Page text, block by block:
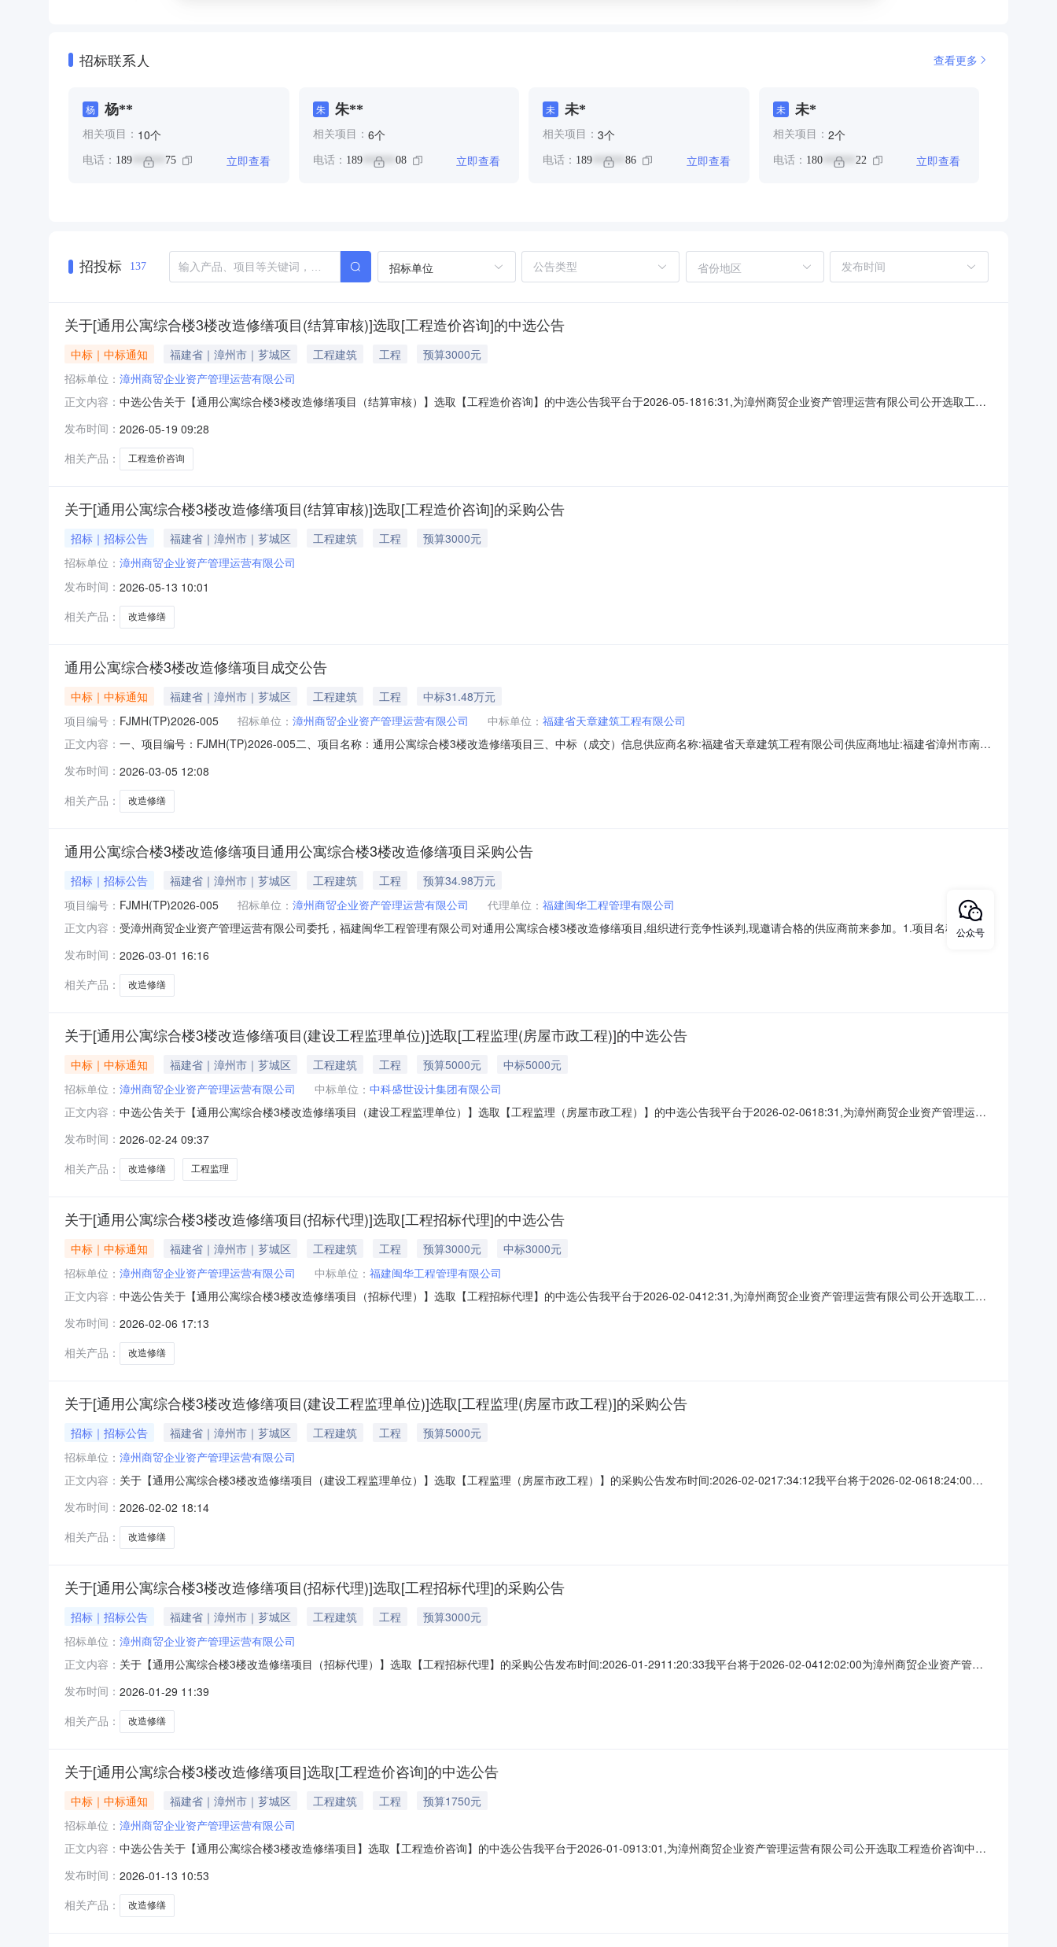
招标联系人 查看更多
杨 杨**
相关项目： 10个
电话： 189 ****** 75 立即查看
朱 朱**
相关项目： 6个
电话： 189****** 08 立即查看
未 未*
相关项目： 3个
电话： 189 ****** 86 立即查看
未 未*
相关项目： 2个
电话： 180****** 22 立即查看
招投标 137 招标单位 省份地区
关于[通用公寓综合楼3楼改造修缮项目(结算审核)]选取[工程造价咨询]的中选公告
中标｜中标通知 福建省｜漳州市｜芗城区 工程建筑 工程
预算3000元
招标单位： 漳州商贸企业资产管理运营有限公司
正文内容： 中选公告关于【通用公寓综合楼3楼改造修缮项目（结算审核）】选取【工程造价咨询】的中选公告我平台于2026-05-1816:31,为漳州商贸企业资产管理运营有限公司公开选取工程
1816:31服务事项：工程造价咨询项目预估造价（元）：350000元预算服务金额（元）：3000元折扣率：1.00实际服务金额（元）：3000服务金额（元）：金额说明：3000元整。
发布时间： 2026-05-19 09:28
相关产品：
工程造价咨询
关于[通用公寓综合楼3楼改造修缮项目(结算审核)]选取[工程造价咨询]的采购公告
招标｜招标公告 福建省｜漳州市｜芗城区 工程建筑 工程
预算3000元
招标单位： 漳州商贸企业资产管理运营有限公司
发布时间： 2026-05-13 10:01
相关产品：
改造修缮
通用公寓综合楼3楼改造修缮项目成交公告
中标｜中标通知 福建省｜漳州市｜芗城区 工程建筑 工程
中标31.48万元
项目编号： FJMH(TP)2026-005 招标单位： 漳州商贸企业资产管理运营有限公司 中标单位： 福建省天章建筑工程有限公司
正文内容： 一、项目编号：FJMH(TP)2026-005二、项目名称：通用公寓综合楼3楼改造修缮项目三、中标（成交）信息供应商名称:福建省天章建筑工程有限公司供应商地址:福建省漳州市南靖
（元）1通用公寓综合楼3楼改造修缮项目详见采购文件详见采购文件、合同要求及相关规范和标准要求。30个日历天符合采购文件、合同要求及相关规范和标准要求。314800
发布时间： 2026-03-05 12:08
相关产品：
改造修缮
通用公寓综合楼3楼改造修缮项目通用公寓综合楼3楼改造修缮项目采购公告
招标｜招标公告 福建省｜漳州市｜芗城区 工程建筑 工程
预算34.98万元
项目编号： FJMH(TP)2026-005 招标单位： 漳州商贸企业资产管理运营有限公司 代理单位： 福建闽华工程管理有限公司
正文内容： 受漳州商贸企业资产管理运营有限公司委托，福建闽华工程管理有限公司对通用公寓综合楼3楼改造修缮项目,组织进行竞争性谈判,现邀请合格的供应商前来参加。1.项目名称：通用
属行业11-1通用公寓综合楼3楼改造修缮项目1项349797.04元否349797.04元0建筑业4.需要落实的政府采购政策：4.1进口产品：不适用。4.2节能产品、环境标志产品
发布时间： 2026-03-01 16:16
相关产品：
改造修缮
关于[通用公寓综合楼3楼改造修缮项目(建设工程监理单位)]选取[工程监理(房屋市政工程)]的中选公告
中标｜中标通知 福建省｜漳州市｜芗城区 工程建筑 工程 预算5000元
中标5000元
招标单位： 漳州商贸企业资产管理运营有限公司 中标单位： 中科盛世设计集团有限公司
正文内容： 中选公告关于【通用公寓综合楼3楼改造修缮项目（建设工程监理单位）】选取【工程监理（房屋市政工程）】的中选公告我平台于2026-02-0618:31,为漳州商贸企业资产管理运营
人名称：杨叶清选中中介日期：2026-02-0618:31服务事项：工程监理（房屋市政工程）项目预估造价（万元）：35万元预算服务金额（元）：5000元折扣率：1.00实际服务金额
（元）：
发布时间： 2026-02-24 09:37
相关产品：
改造修缮 工程监理
关于[通用公寓综合楼3楼改造修缮项目(招标代理)]选取[工程招标代理]的中选公告
中标｜中标通知 福建省｜漳州市｜芗城区 工程建筑 工程 预算3000元
中标3000元
招标单位： 漳州商贸企业资产管理运营有限公司 中标单位： 福建闽华工程管理有限公司
正文内容： 中选公告关于【通用公寓综合楼3楼改造修缮项目（招标代理）】选取【工程招标代理】的中选公告我平台于2026-02-0412:31,为漳州商贸企业资产管理运营有限公司公开选取工程
0412:31服务事项：工程招标代理项目预估造价（万元）：35万元预算服务金额（元）：3000元折扣率：1.00实际服务金额（元）：3000服务金额（元）：金额说明：总价包干
3000元
发布时间： 2026-02-06 17:13
相关产品：
改造修缮
关于[通用公寓综合楼3楼改造修缮项目(建设工程监理单位)]选取[工程监理(房屋市政工程)]的采购公告
招标｜招标公告 福建省｜漳州市｜芗城区 工程建筑 工程
预算5000元
招标单位： 漳州商贸企业资产管理运营有限公司
正文内容： 关于【通用公寓综合楼3楼改造修缮项目（建设工程监理单位）】选取【工程监理（房屋市政工程）】的采购公告发布时间:2026-02-0217:34:12我平台将于2026-02-0618:24:00为
称：通用公寓综合楼3楼改造修缮项目（建设工程监理单位）项目预估造价（万元）：35服务事项：工程监理（房屋市政工程）服务时限：中选人收到中选确认书后五个工作日内签
订书面合同
发布时间： 2026-02-02 18:14
相关产品：
改造修缮
关于[通用公寓综合楼3楼改造修缮项目(招标代理)]选取[工程招标代理]的采购公告
招标｜招标公告 福建省｜漳州市｜芗城区 工程建筑 工程
预算3000元
招标单位： 漳州商贸企业资产管理运营有限公司
正文内容： 关于【通用公寓综合楼3楼改造修缮项目（招标代理）】选取【工程招标代理】的采购公告发布时间:2026-01-2911:20:33我平台将于2026-02-0412:02:00为漳州商贸企业资产管理
（招标代理）项目预估造价（万元）：35服务事项：工程招标代理服务时限：中选人收到中选确认书后五个工作日内签订书面合同，个工作日内完成工作（法律、法规对招标时间有
特殊要求
发布时间： 2026-01-29 11:39
相关产品：
改造修缮
关于[通用公寓综合楼3楼改造修缮项目]选取[工程造价咨询]的中选公告
中标｜中标通知 福建省｜漳州市｜芗城区 工程建筑 工程
预算1750元
招标单位： 漳州商贸企业资产管理运营有限公司
正文内容： 中选公告关于【通用公寓综合楼3楼改造修缮项目】选取【工程造价咨询】的中选公告我平台于2026-01-0913:01,为漳州商贸企业资产管理运营有限公司公开选取工程造价咨询中介
询项目预估造价（万元）：35万元预算服务金额（元）：1750元折扣率：0.9实际服务金额（元）：1575服务金额（元）：金额说明：预算编制费用：3500000*0.005*0
发布时间： 2026-01-13 10:53
相关产品：
改造修缮
公众号